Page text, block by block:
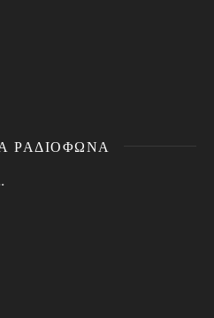
ΡΑΔΙΌΦΩΝΑ